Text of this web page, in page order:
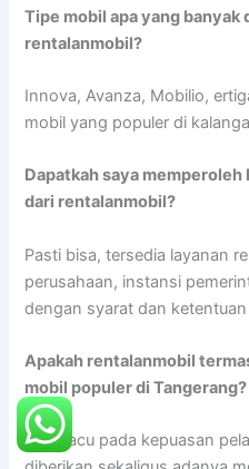
Tipe mobil apa yang banyak
rentalanmobil?
Innova, Avanza, Mobilio,
mobil yang populer di
Dapatkah saya
dari rentalanmobil?
Pasti bisa, tersedia layanan
perusahaan, instansi
dengan syarat dan
Apakah rentalanmobil
mobil populer di Tangerang?
Mengacu pada kepuasan